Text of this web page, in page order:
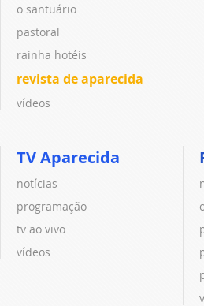
o santuário
pastoral
rainha hotéis
revista de aparecida
vídeos
TV Aparecida
notícias
programação
tv ao vivo
vídeos